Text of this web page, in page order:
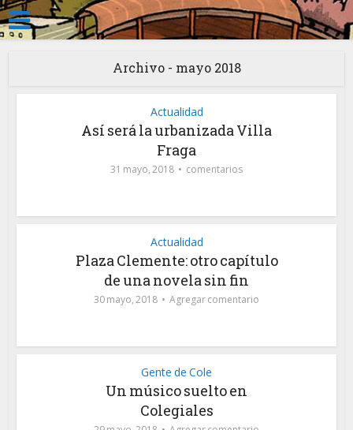
Archivo - mayo 2018
Actualidad
Así será la urbanizada Villa
Fraga
31 mayo, 2018 comentarios
Actualidad
Plaza Clemente: otro capítulo
de una novela sin fin
30 mayo, 2018 Agregar comentario
Gente de Cole
Un músico suelto en
Colegiales